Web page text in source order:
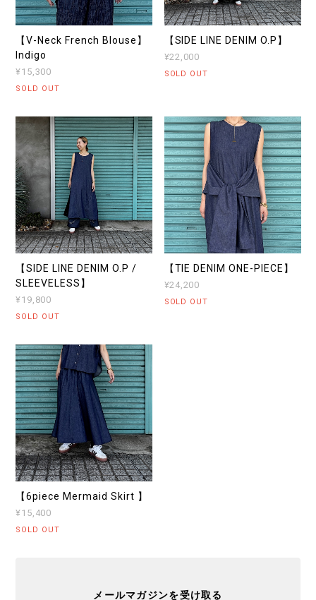
【V-Neck French Blouse】
Indigo
¥15,300
SOLD OUT
【SIDE LINE DENIM O.P】
¥22,000
SOLD OUT
【SIDE LINE DENIM O.P /
SLEEVELESS】
¥19,800
SOLD OUT
【TIE DENIM ONE-PIECE】
¥24,200
SOLD OUT
【6piece Mermaid Skirt 】
¥15,400
SOLD OUT
メールマガジンを受け取る